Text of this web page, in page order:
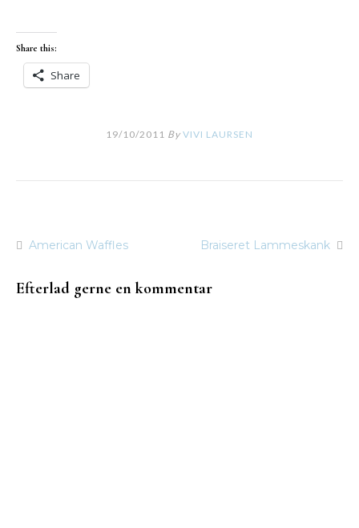
Share this:
Share
19/10/2011 By VIVI LAURSEN
Indlægsnavigation
American Waffles Braiseret Lammeskank
Efterlad gerne en kommentar